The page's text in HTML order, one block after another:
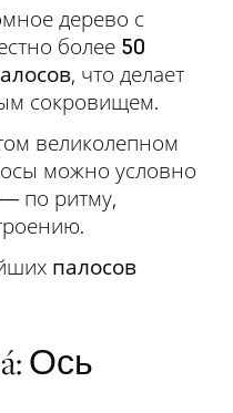
дерево с
более 50
, что делает
сокровищем.
великолепном
можно условно
по ритму,
палосов
Ось